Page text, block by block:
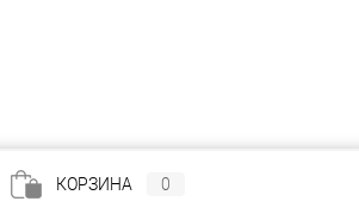
КОРЗИНА 0